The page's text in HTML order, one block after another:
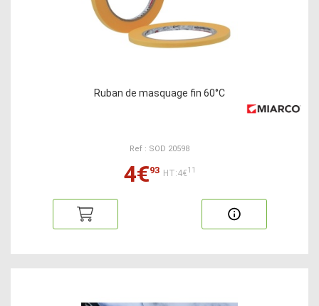
Ruban de masquage fin 60°C
Ref : SOD 20598
4€93 HT:4€11